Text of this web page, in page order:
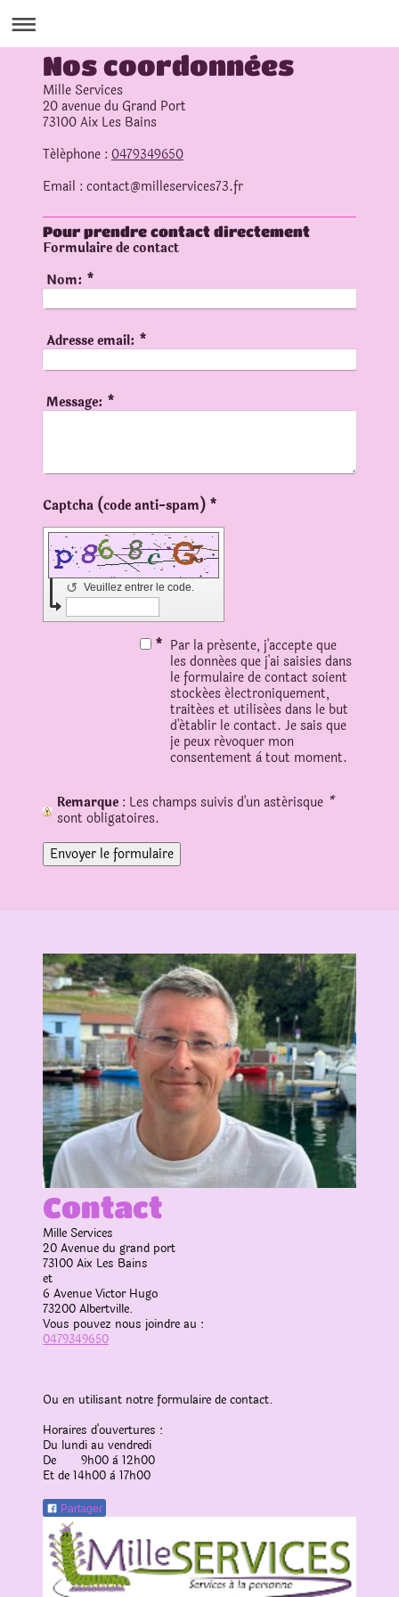
Nos coordonnées
Mille Services
20avenue du Grand Port
73100Aix Les Bains
Téléphone : 0479349650
Email : contact@milleservices73.fr
Pour prendre contact directement
Formulaire de contact
Nom: *
Adresse email: *
Message: *
Captcha (code anti-spam) *
Veuillez entrer le code.
↺
* Par la présente, j'accepte que
les données que j'ai saisies dans
le formulaire de contact soient
stockées électroniquement,
traitées et utilisées dans le but
d'établir le contact. Je sais que
je peux révoquer mon
consentement à tout moment.
Remarque : Les champs suivis d'un astérisque *
sont obligatoires.
Contact
Mille Services
20 Avenue du grand port
73100 Aix Les Bains
et
6 Avenue Victor Hugo
73200 Albertville.
Vous pouvez nous joindre au :
0479349650
Ou en utilisant notre formulaire de contact.
Horaires d'ouvertures :
Du lundi au vendredi
De 9h00 à 12h00
Et de 14h00 à 17h00
Partager